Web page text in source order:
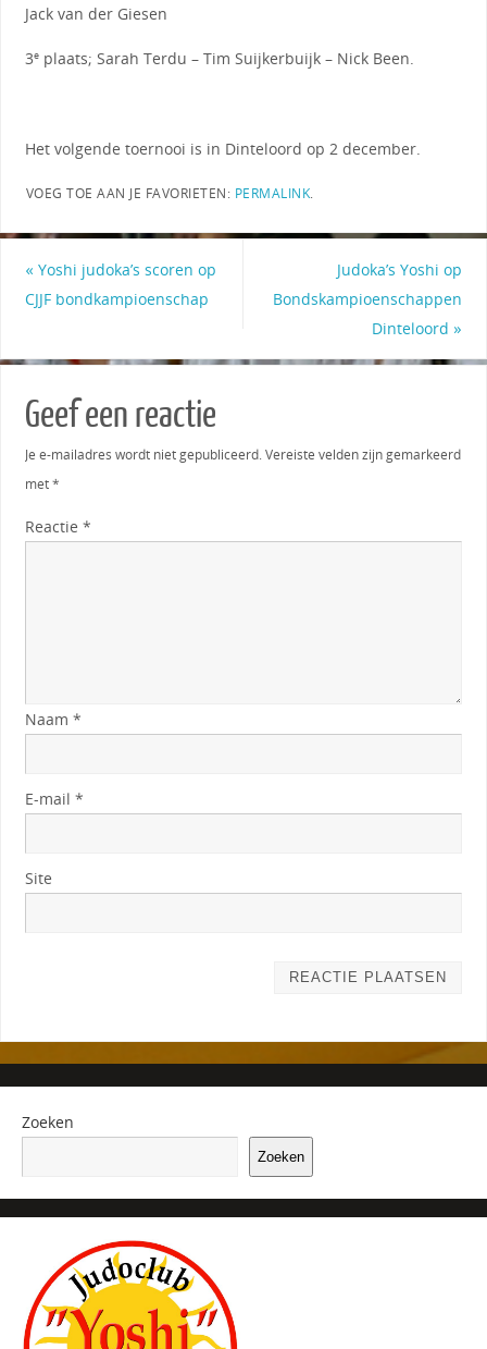
Jack van der Giesen
3eplaats; Sarah Terdu – Tim Suijkerbuijk – Nick Been.
Het volgende toernooi is in Dinteloord op 2 december.
VOEG TOE AAN JE FAVORIETEN: PERMALINK.
« Yoshi judoka’s scoren op
CJJF bondkampioenschap
Judoka’s Yoshi op
Bondskampioenschappen
Dinteloord »
Geef een reactie
Je e-mailadres wordt niet gepubliceerd. Vereiste velden zijn gemarkeerd
met*
Reactie *
Naam *
E-mail *
Site
Zoeken
Zoeken